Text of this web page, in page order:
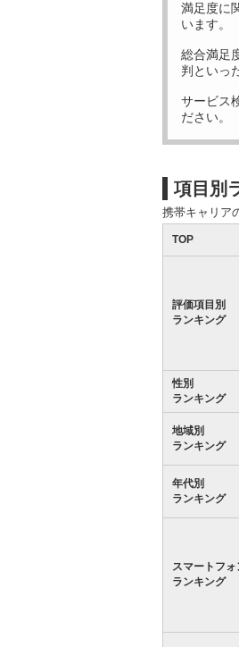
満足度に
います。
総合満足
判といっ
サービス
ださい。
項目別
携帯キャリア
TOP
評価項目別
ランキング
性別
ランキング
地域別
ランキング
年代別
ランキング
スマートフォ
ランキング